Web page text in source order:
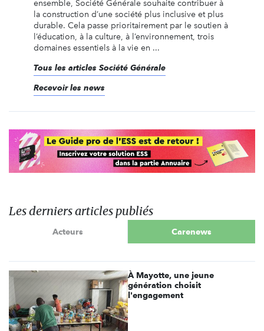
ensemble, Société Générale souhaite contribuer à
la construction d’une société plus inclusive et plus
durable. Cela passe prioritairement par le soutien à
l’éducation, à la culture, à l’environnement, trois
domaines essentiels à la vie en ...
Tous les articles Société Générale
Recevoir les news
Les derniers articles publiés
Acteurs Carenews
À Mayotte, une jeune
génération choisit
l'engagement